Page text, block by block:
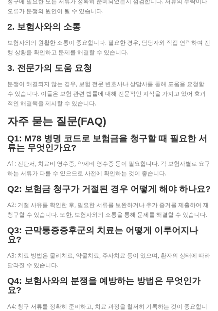
오류가 분쟁의 원인이 될 수 있습니다.
2. 보험사와의 소통
보험사와의 원활한 소통이 중요합니다. 필요한 경우, 담당자와 직접 연락하여 진
행 상황을 확인하고 문제를 해결할 수 있습니다.
3. 전문가의 도움 요청
분쟁이 해결되지 않는 경우, 보험 전문 변호사나 상담사를 통해 도움을 요청할
수 있습니다. 이들은 보험 관련 법률에 대해 전문적인 지식을 가지고 있어 효과
적인 해결책을 제시할 수 있습니다.
자주 묻는 질문(FAQ)
Q1: M78 병명 코드로 보험금을 청구할 때 필요한 서
류는 무엇인가요?
A1: 진단서, 치료비 영수증, 약제비 영수증 등이 필요합니다. 각 보험사별로 요구
하는 서류가 다를 수 있으므로 사전에 확인하는 것이 좋습니다.
Q2: 보험금 청구가 거절된 경우 어떻게 해야 하나요?
A2: 거절 사유를 확인한 후, 필요한 서류를 보완하거나 추가 증거를 제출하여 재
청구할 수 있습니다. 또한, 보험사와의 소통을 통해 문제를 해결할 수 있습니다.
Q3: 근막통증증후군의 치료는 어떻게 이루어지나
요?
A3: 치료 방법은 물리치료, 약물치료, 주사치료 등이 있으며, 환자의 상태에 따라
달라질 수 있습니다.
Q4: 보험사와의 분쟁을 예방하는 방법은 무엇인가
요?
A4: 청구 서류를 정확히 준비하고, 치료 과정을 철저히 기록하는 것이 중요합니